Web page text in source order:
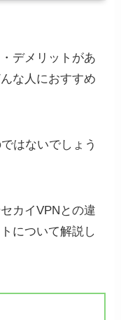
デメリットがあ
な人におすすめ
はないでしょう
カイVPNとの違
について解説し